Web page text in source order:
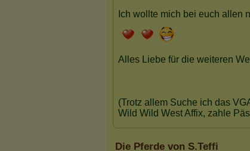
Die Pferde von S.Teffi